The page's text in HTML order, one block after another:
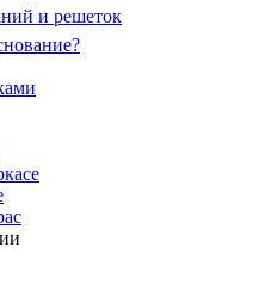
и решеток